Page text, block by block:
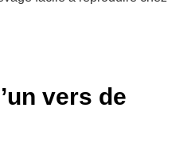
vers de